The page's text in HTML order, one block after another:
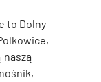
to Dolny
naszą